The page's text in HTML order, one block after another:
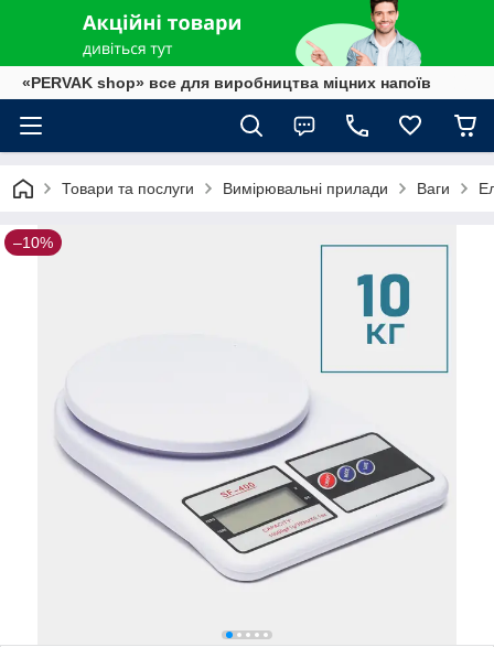
«PERVAK shop» все для виробництва міцних напоїв
Товари та послуги Вимірювальні прилади Ваги
–10%